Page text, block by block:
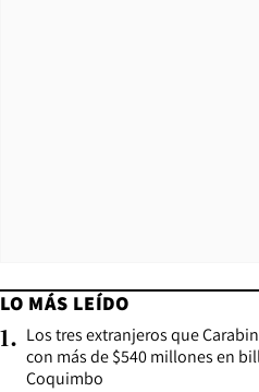
LO MÁS LEÍDO
1. Los tres extranjeros que
con más de $540 millones en
Coquimbo